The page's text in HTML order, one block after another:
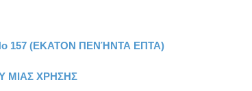
157 (EKATON ΠΕΝΉΝΤΑ ΕΠΤΑ)
MIAΣ ΧΡΗΣΗΣ